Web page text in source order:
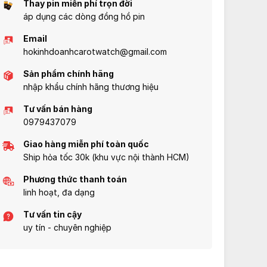
Thay pin miễn phí trọn đời
áp dụng các dòng đồng hồ pin
Email
hokinhdoanhcarotwatch@gmail.com
Sản phẩm chính hãng
nhập khẩu chính hãng thương hiệu
Tư vấn bán hàng
0979437079
Giao hàng miễn phí toàn quốc
Ship hỏa tốc 30k (khu vực nội thành HCM)
Phương thức thanh toán
linh hoạt, đa dạng
Tư vấn tin cậy
uy tín - chuyên nghiệp